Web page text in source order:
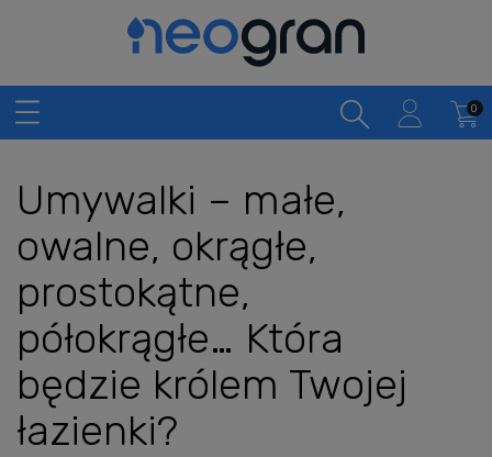
Umywalki – małe,
owalne, okrągłe,
prostokątne,
półokrągłe… Która
będzie królem Twojej
łazienki?